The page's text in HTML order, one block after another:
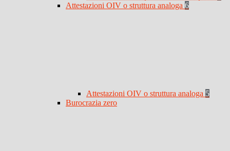
Attestazioni OIV o struttura analoga 6
Attestazioni OIV o struttura analoga 5
Burocrazia zero